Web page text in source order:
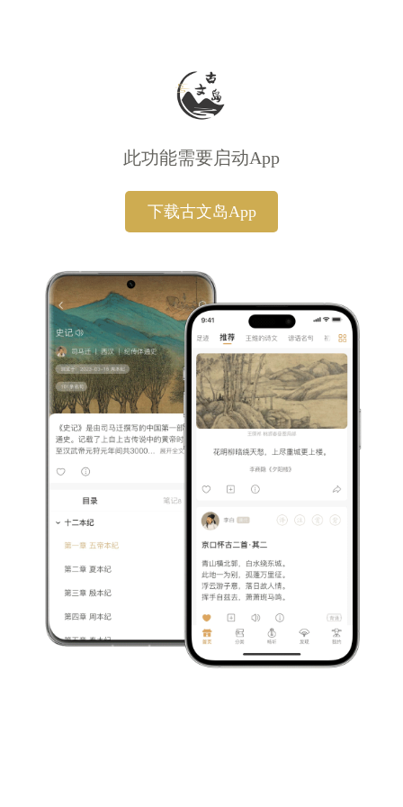
此功能需要启动App
下载古文岛App